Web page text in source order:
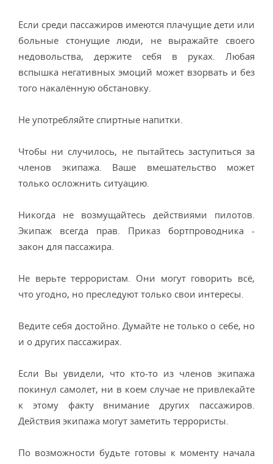
Если среди пассажиров имеются плачущие дети или
больные стонущие люди, не выражайте своего
недовольства, держите себя в руках. Любая
вспышка негативных эмоций может взорвать и без
того накалённую обстановку.
Не употребляйте спиртные напитки.
Чтобы ни случилось, не пытайтесь заступиться за
членов экипажа. Ваше вмешательство может
только осложнить ситуацию.
Никогда не возмущайтесь действиями пилотов.
Экипаж всегда прав. Приказ бортпроводника -
закон для пассажира.
Не верьте террористам. Они могут говорить всё,
что угодно, но преследуют только свои интересы.
Ведите себя достойно. Думайте не только о себе, но
и о других пассажирах.
Если Вы увидели, что кто-то из членов экипажа
покинул самолет, ни в коем случае не привлекайте
к этому факту внимание других пассажиров.
Действия экипажа могут заметить террористы.
По возможности будьте готовы к моменту начала